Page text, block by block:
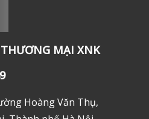
MẠI XNK
Hoàng Văn Thụ,